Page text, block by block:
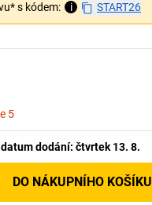
s kódem:
i START26
5
dodání: čtvrtek 13. 8.
DO NÁKUPNÍHO KOŠÍKU